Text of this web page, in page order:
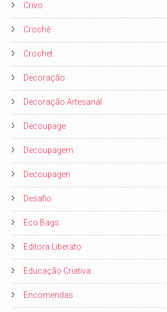
Crivo
Crochê
Crochet
Decoração
Decoração Artesanal
Decoupage
Decoupagem
Decoupagen
Desafio
Eco Bags
Editora Liberato
Educação Criativa
Encomendas